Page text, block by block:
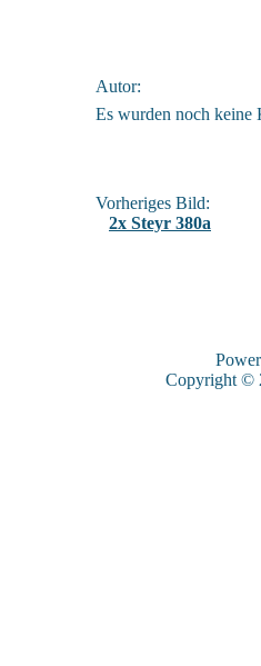
Autor:
Es wurden noch keine
Vorheriges Bild:
2x Steyr 380a
Copyright ©